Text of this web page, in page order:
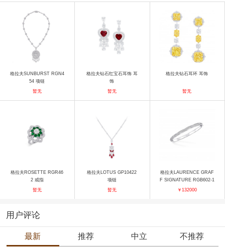
格拉夫SUNBURST RGN4
54 项链
暂无
格拉夫钻石红宝石耳饰 耳
饰
暂无
格拉夫钻石耳环 耳饰
暂无
格拉夫ROSETTE RGR46
2 戒指
暂无
格拉夫LOTUS GP10422
项链
暂无
格拉夫LAURENCE GRAF
F SIGNATURE RGB602-1
40 手镯
￥132000
用户评论
最新 推荐 中立 不推荐